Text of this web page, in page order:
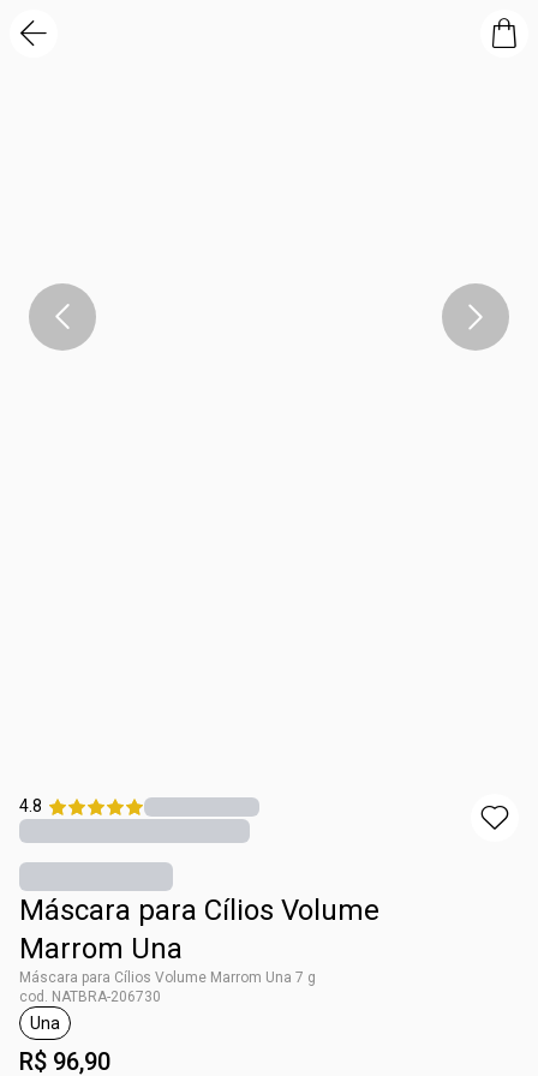
4.8
Máscara para Cílios Volume
Marrom Una
Máscara para Cílios Volume Marrom Una 7 g
cod. NATBRA-206730
etiqueta Una
Una
R$ 96,90